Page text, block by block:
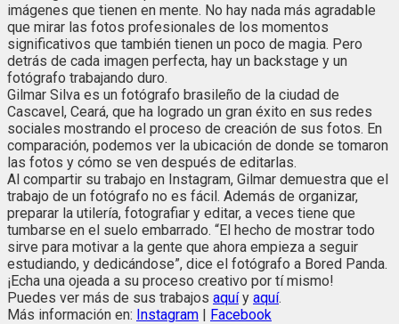
imágenes que tienen en mente. No hay nada más agradable
que mirar las fotos profesionales de los momentos
significativos que también tienen un poco de magia. Pero
detrás de cada imagen perfecta, hay un backstage y un
fotógrafo trabajando duro.
Gilmar Silva es un fotógrafo brasileño de la ciudad de
Cascavel, Ceará, que ha logrado un gran éxito en sus redes
sociales mostrando el proceso de creación de sus fotos. En
comparación, podemos ver la ubicación de donde se tomaron
las fotos y cómo se ven después de editarlas.
Al compartir su trabajo en Instagram, Gilmar demuestra que el
trabajo de un fotógrafo no es fácil. Además de organizar,
preparar la utilería, fotografiar y editar, a veces tiene que
tumbarse en el suelo embarrado. “El hecho de mostrar todo
sirve para motivar a la gente que ahora empieza a seguir
estudiando, y dedicándose”, dice el fotógrafo a Bored Panda.
¡Echa una ojeada a su proceso creativo por tí mismo!
Puedes ver más de sus trabajos aquíy aquí.
Más información en: Instagram | Facebook